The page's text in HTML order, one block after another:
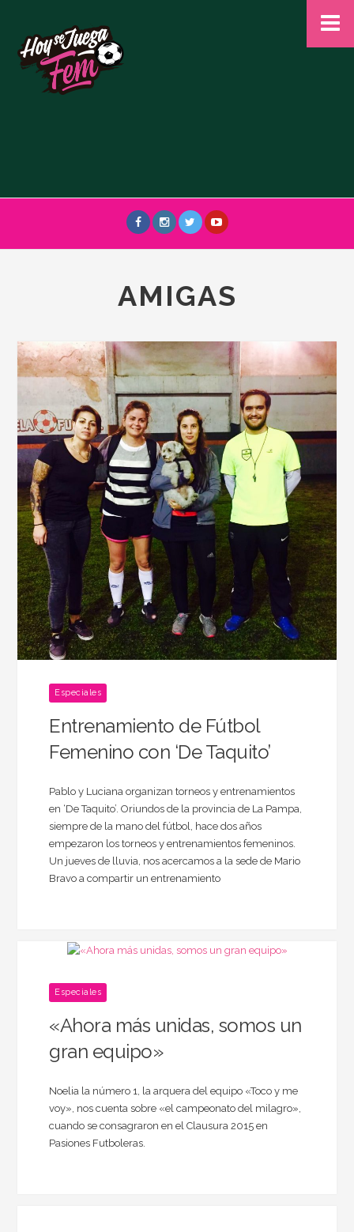
AMIGAS
Especiales
Entrenamiento de Fútbol
Femenino con ‘De Taquito’
Pablo y Luciana organizan torneos y entrenamientos
en ‘De Taquito’. Oriundos de la provincia de La Pampa,
siempre de la mano del fútbol, hace dos años
empezaron los torneos y entrenamientos femeninos.
Un jueves de lluvia, nos acercamos a la sede de Mario
Bravo a compartir un entrenamiento
Especiales
«Ahora más unidas, somos un
gran equipo»
Noelia la número 1, la arquera del equipo «Toco y me
voy», nos cuenta sobre «el campeonato del milagro»,
cuando se consagraron en el Clausura 2015 en
Pasiones Futboleras.